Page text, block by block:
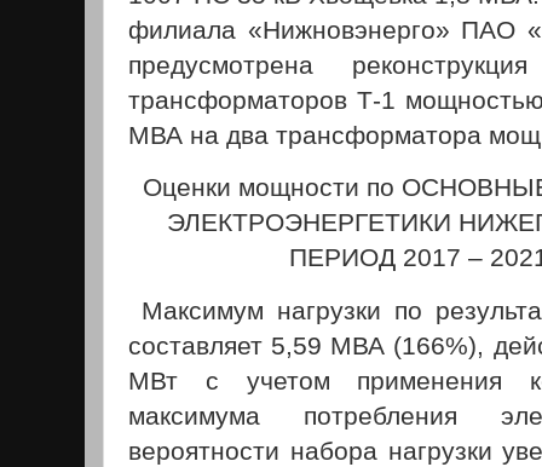
филиала «Нижновэнерго» ПАО
предусмотрена
трансформаторов Т-1
МВА на два трансформатора
Оценки мощности по
ЭЛЕКТРОЭНЕРГЕТИКИ
ПЕРИОД 2017 –
Максимум нагрузки по
составляет 5,59 МВА (166%),
МВт с учетом применения
максимума потребления
вероятности набора нагрузки